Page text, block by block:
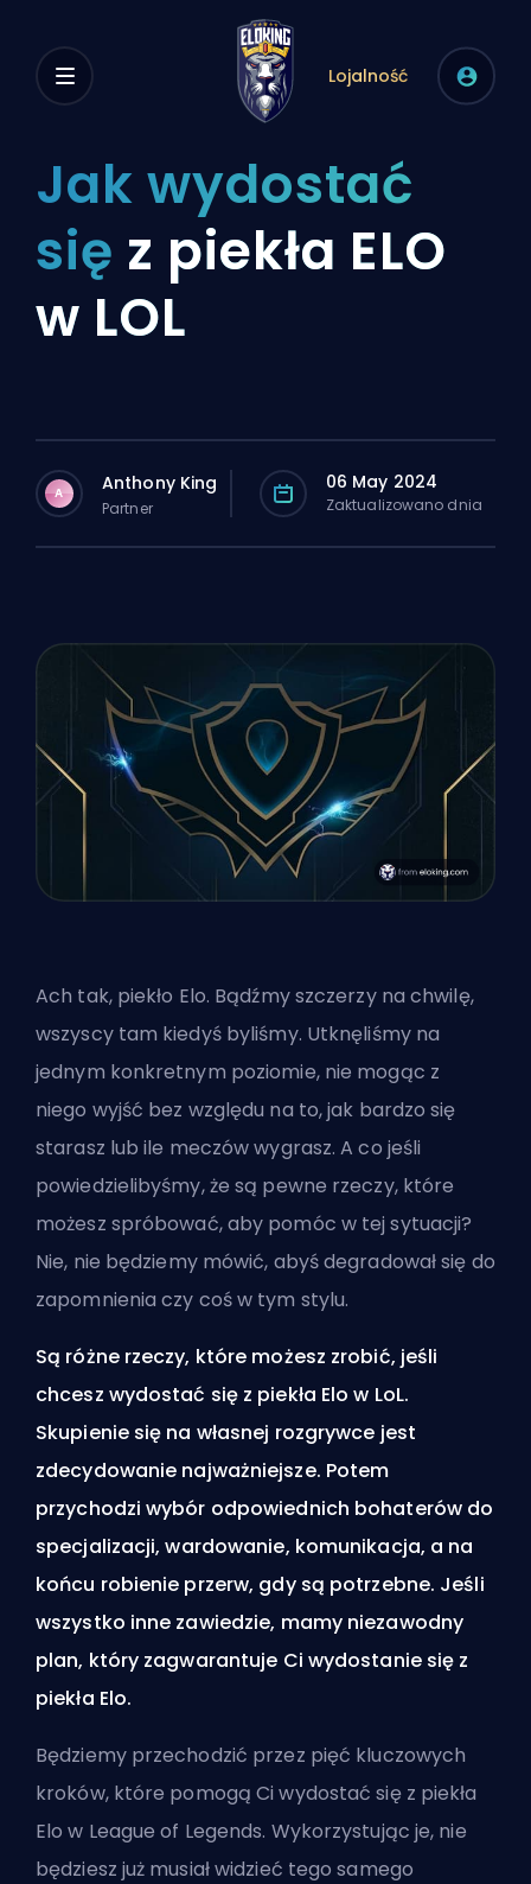
Lojalność
Jak wydostać
się z piekła ELO
w LOL
A Anthony King
Partner
06 May 2024
Zaktualizowano dnia
Ach tak, piekło Elo. Bądźmy szczerzy na chwilę,
wszyscy tam kiedyś byliśmy. Utknęliśmy na
jednym konkretnym poziomie, nie mogąc z
niego wyjść bez względu na to, jak bardzo się
starasz lub ile meczów wygrasz. A co jeśli
powiedzielibyśmy, że są pewne rzeczy, które
możesz spróbować, aby pomóc w tej sytuacji?
Nie, nie będziemy mówić, abyś degradował się do
zapomnienia czy coś w tym stylu.
Są różne rzeczy, które możesz zrobić, jeśli
chcesz wydostać się z piekła Elo w LoL.
Skupienie się na własnej rozgrywce jest
zdecydowanie najważniejsze. Potem
przychodzi wybór odpowiednich bohaterów do
specjalizacji, wardowanie, komunikacja, a na
końcu robienie przerw, gdy są potrzebne. Jeśli
wszystko inne zawiedzie, mamy niezawodny
plan, który zagwarantuje Ci wydostanie się z
piekła Elo.
Będziemy przechodzić przez pięć kluczowych
kroków, które pomogą Ci wydostać się z piekła
Elo w League of Legends. Wykorzystując je, nie
będziesz już musiał widzieć tego samego